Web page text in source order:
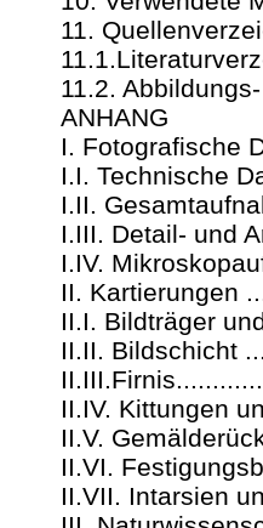
11.
11.2.
ANHANG
I. Fotografische
I.I. Technische
I.II.
I.III. Detail- und
I.IV.
II. Kartierungen
II.I. Bildträger
II.II. Bildschicht
II.IV. Kittungen
II.V.
II.VI.
II.VII. Intarsien